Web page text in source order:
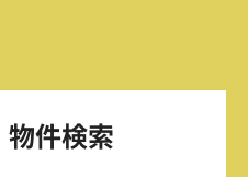
物件検索